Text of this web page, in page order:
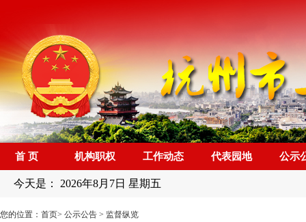
首 页 机构职权 工作动态 代表园地 公示
今天是： 2026年8月7日 星期五
您的位置： 首页> 公示公告 > 监督纵览